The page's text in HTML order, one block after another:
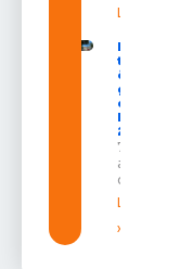
Leia mais »
Macapá
terá
ônibus
gratuitos
durante a
Expofeira
2026
7 de
agosto
de 2026
Leia mais
»